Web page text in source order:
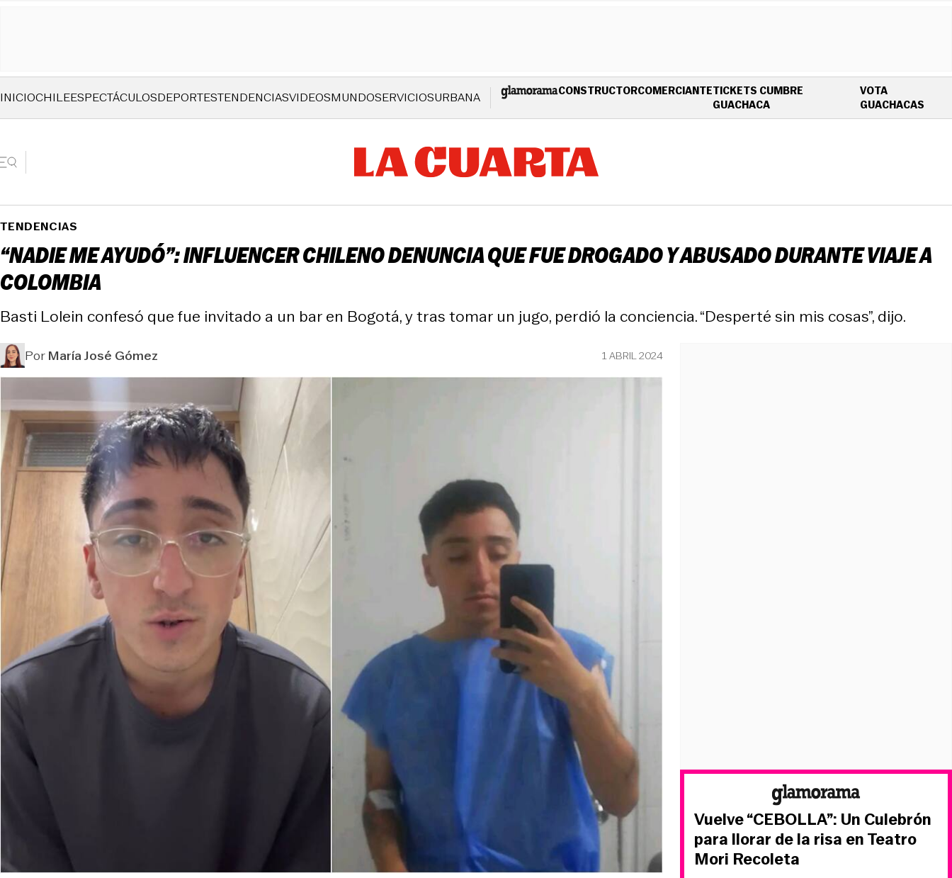
INICIOCHILEESPECTÁCULOSDEPORTESTENDENCIASVIDEOSMUNDOSERVICIOSURBANA CONSTRUCTORCOMERCIANTETICKETS CUMBRE
GUACHACAOPENS IN NEW WINDOW
VOTA
GUACHACAS
TENDENCIAS
“NADIE ME AYUDÓ”: INFLUENCER CHILENO DENUNCIA QUE FUE DROGADO Y ABUSADO DURANTE VIAJE A
COLOMBIA
Basti Lolein confesó que fue invitado a un bar en Bogotá, y tras tomar un jugo, perdió la conciencia. “Desperté sin mis cosas”, dijo.
PorMaría José Gómez 1 ABRIL 2024
Vuelve “CEBOLLA”: Un Culebrón
para llorar de la risa en Teatro
Mori Recoleta